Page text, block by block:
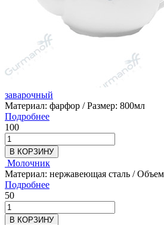
заварочный
Материал: фарфор / Размер: 800мл
Подробнее
100
В КОРЗИНУ
Молочник
Материал: нержавеющая сталь /
Подробнее
50
В КОРЗИНУ